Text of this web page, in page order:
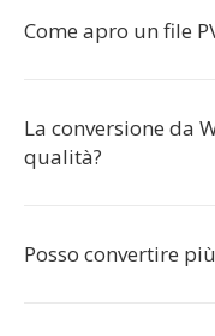
Come apro un file
La conversione da
qualità?
Posso convertire